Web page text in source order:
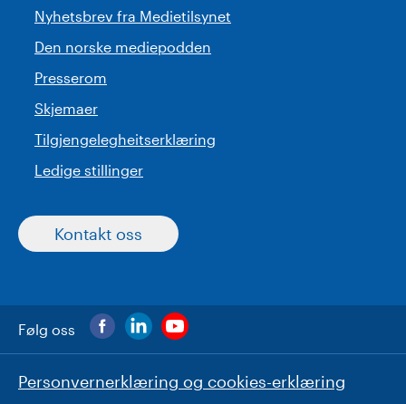
Nyhetsbrev fra Medietilsynet
Den norske mediepodden
Presserom
Skjemaer
Tilgjengelegheitserklæring
Ledige stillinger
Kontakt oss
Personvernerklæring og cookies-erklæring
Følg oss